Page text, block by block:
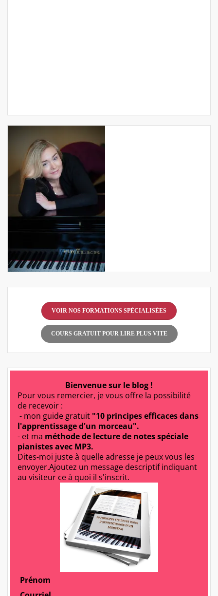
VOIR NOS FORMATIONS SPÉCIALISÉES
COURS GRATUIT POUR LIRE PLUS VITE